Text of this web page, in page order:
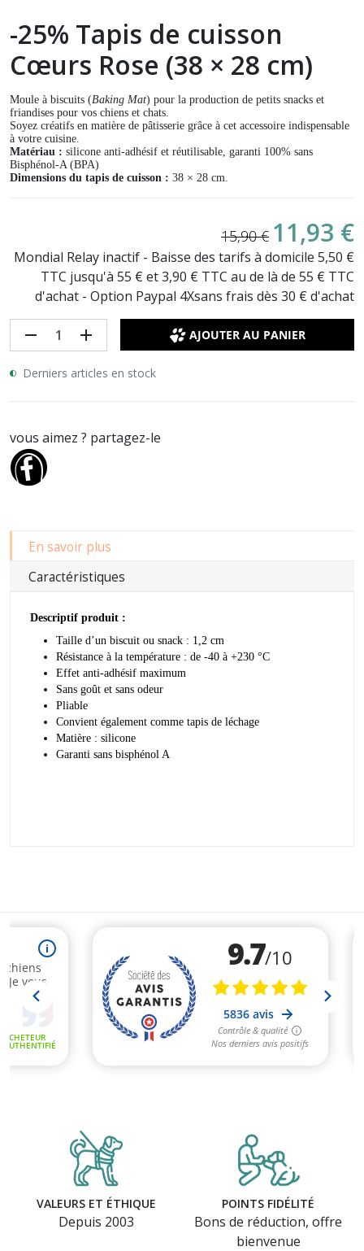
-25% Tapis de cuisson
Cœurs Rose (38 × 28 cm)
Moule à biscuits (Baking Mat) pour la production de petits snacks et
friandises pour vos chiens et chats.
Soyez créatifs en matière de pâtisserie grâce à cet accessoire indispensable
à votre cuisine.
Matériau : silicone anti-adhésif et réutilisable, garanti 100% sans
Bisphénol-A (BPA)
Dimensions du tapis de cuisson : 38 × 28 cm.
15,90 € 11,93 €
Mondial Relay inactif - Baisse des tarifs à domicile 5,50 €
TTC jusqu'à 55 € et 3,90 € TTC au de là de 55 € TTC
d'achat - Option Paypal 4Xsans frais dès 30 € d'achat
remove add AJOUTER AU PANIER
Derniers articles en stock
vous aimez ? partagez-le
En savoir plus
Caractéristiques
Descriptif produit :
Taille d’un biscuit ou snack : 1,2 cm
Résistance à la température : de -40 à +230 °C
Effet anti-adhésif maximum
Sans goût et sans odeur
Pliable
Convient également comme tapis de léchage
Matière : silicone
Garanti sans bisphénol A
VALEURS ET ÉTHIQUE
Depuis 2003
POINTS FIDÉLITÉ
Bons de réduction, offre
bienvenue